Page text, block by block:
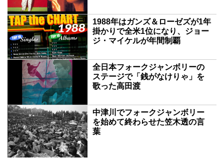
1988年はガンズ＆ローゼズが1年
掛かりで全米1位になり、ジョー
ジ・マイケルが年間制覇
全日本フォークジャンボリーの
ステージで「銭がなけりゃ」を
歌った高田渡
中津川でフォークジャンボリー
を始めて終わらせた笠木透の言
葉